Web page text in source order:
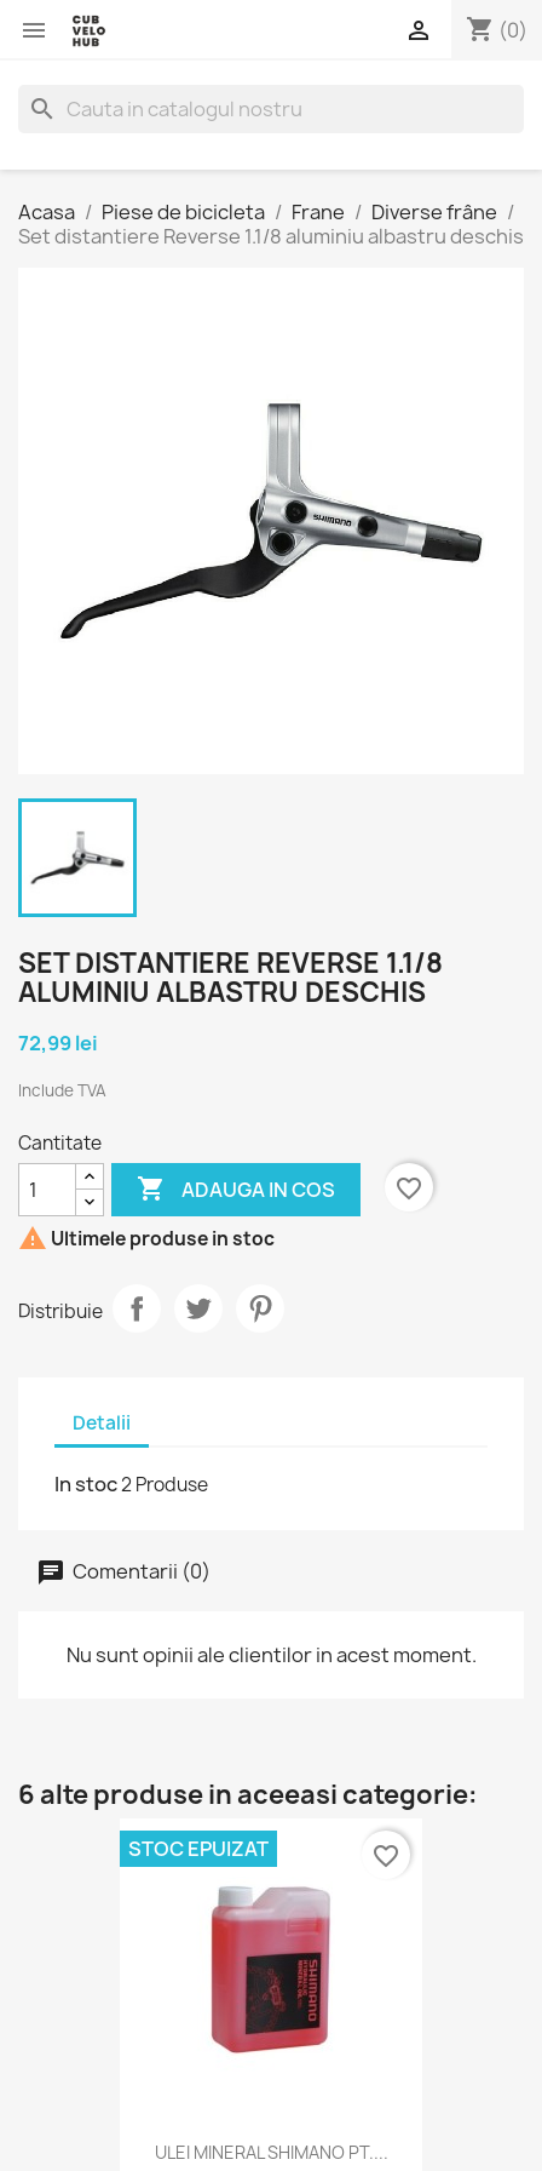
 shopping_cart (0)

search
Acasa Piese de bicicleta Frane
Diverse frâne
Set distantiere Reverse 1.1/8 aluminiu albastru deschis
SET DISTANTIERE REVERSE 1.1/8
ALUMINIU ALBASTRU DESCHIS
72,99 lei
Include TVA
Cantitate
 ADAUGA IN COS
favorite_border
 Ultimele produse in stoc
Distribuie
Detalii
In stoc2 Produse
Comentarii (0)
Nu sunt opinii ale clientilor in acest moment.
6 alte produse in aceeasi categorie:
ULEI MINERAL SHIMANO PT....
STOC EPUIZAT favorite_border